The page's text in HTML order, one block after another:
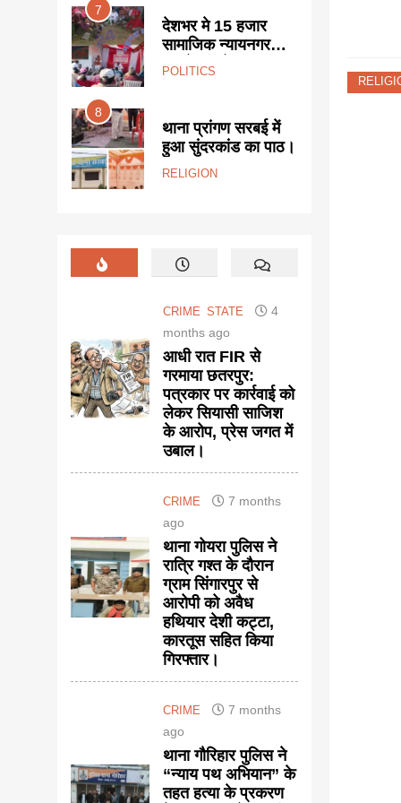
कारतूस सहित किया
गिरफ्तार।
7
देशभर मे 15 हजार
सामाजिक न्यायनगर
बसाने की योजना।
POLITICS
8
थाना प्रांगण सरबई में
हुआ सुंदरकांड का पाठ।
RELIGION
CRIME STATE
4
months ago
आधी रात FIR से
गरमाया छतरपुर:
पत्रकार पर कार्रवाई को
लेकर सियासी साजिश
के आरोप, प्रेस जगत में
उबाल।
CRIME
7 months
ago
थाना गोयरा पुलिस ने
रात्रि गश्त के दौरान
ग्राम सिंगारपुर से
आरोपी को अवैध
हथियार देशी कट्टा,
कारतूस सहित किया
गिरफ्तार।
CRIME
7 months
ago
थाना गौरिहार पुलिस ने
“न्याय पथ अभियान” के
तहत हत्या के प्रकरण